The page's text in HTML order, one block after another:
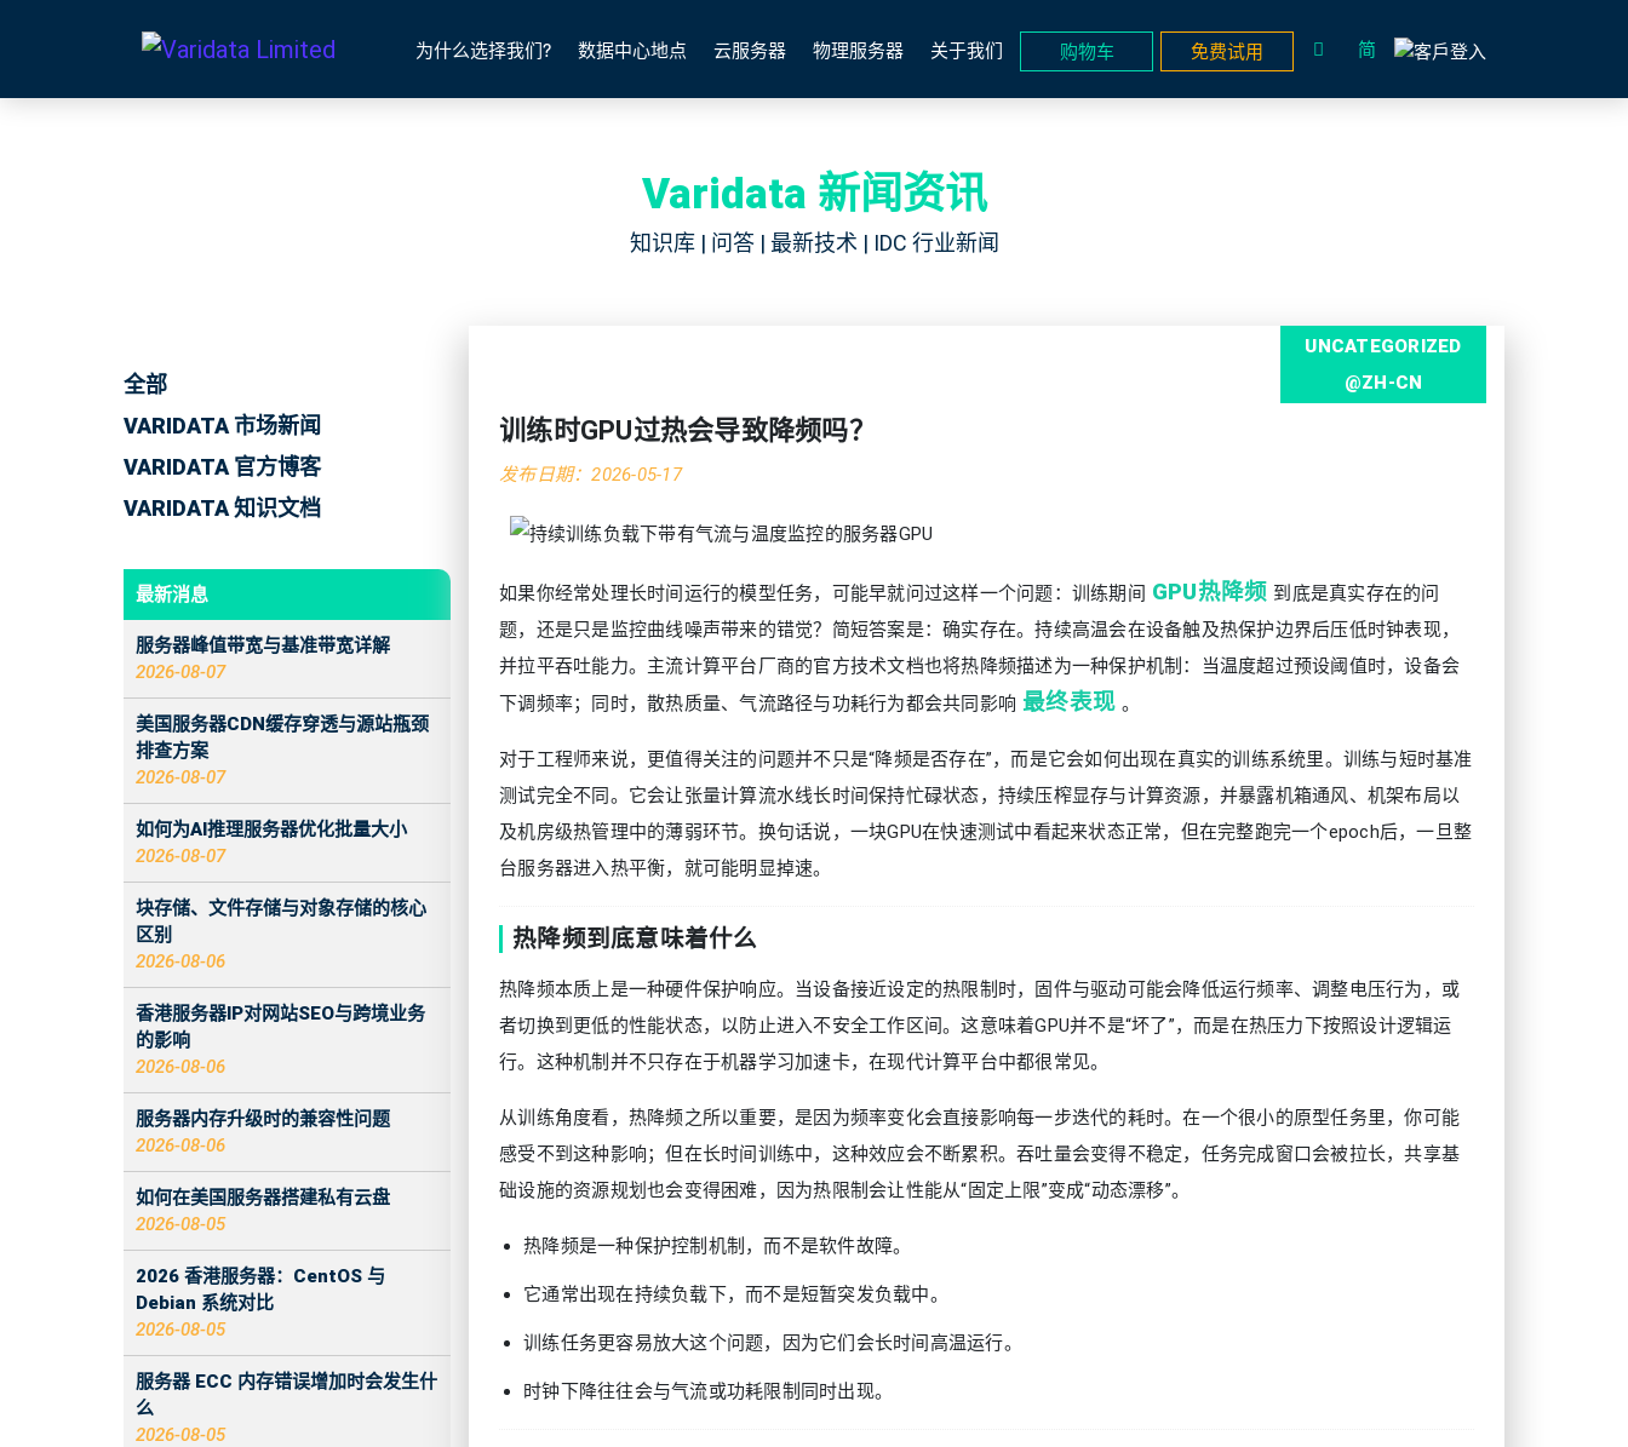
为什么选择我们? 数据中心地点 云服务器 物理服务器 关于我们 购物车 免费试用 简
Varidata 新闻资讯
知识库 | 问答 | 最新技术 | IDC 行业新闻
全部
VARIDATA 市场新闻
VARIDATA 官方博客
VARIDATA 知识文档
最新消息
服务器峰值带宽与基准带宽详解
2026-08-07
美国服务器CDN缓存穿透与源站瓶颈
排查方案
2026-08-07
如何为AI推理服务器优化批量大小
2026-08-07
块存储、文件存储与对象存储的核心
区别
2026-08-06
香港服务器IP对网站SEO与跨境业务
的影响
2026-08-06
服务器内存升级时的兼容性问题
2026-08-06
如何在美国服务器搭建私有云盘
2026-08-05
2026 香港服务器：CentOS 与
Debian 系统对比
2026-08-05
服务器 ECC 内存错误增加时会发生什
么
2026-08-05
UNCATEGORIZED
@ZH-CN
训练时GPU过热会导致降频吗？
发布日期：2026-05-17
如果你经常处理长时间运行的模型任务，可能早就问过这样一个问题：训练期间 GPU热降频 到底是真实存在的问
题，还是只是监控曲线噪声带来的错觉？简短答案是：确实存在。持续高温会在设备触及热保护边界后压低时钟表现，
并拉平吞吐能力。主流计算平台厂商的官方技术文档也将热降频描述为一种保护机制：当温度超过预设阈值时，设备会
下调频率；同时，散热质量、气流路径与功耗行为都会共同影响 最终表现 。
对于工程师来说，更值得关注的问题并不只是“降频是否存在”，而是它会如何出现在真实的训练系统里。训练与短时基准
测试完全不同。它会让张量计算流水线长时间保持忙碌状态，持续压榨显存与计算资源，并暴露机箱通风、机架布局以
及机房级热管理中的薄弱环节。换句话说，一块GPU在快速测试中看起来状态正常，但在完整跑完一个epoch后，一旦整
台服务器进入热平衡，就可能明显掉速。
热降频到底意味着什么
热降频本质上是一种硬件保护响应。当设备接近设定的热限制时，固件与驱动可能会降低运行频率、调整电压行为，或
者切换到更低的性能状态，以防止进入不安全工作区间。这意味着GPU并不是“坏了”，而是在热压力下按照设计逻辑运
行。这种机制并不只存在于机器学习加速卡，在现代计算平台中都很常见。
从训练角度看，热降频之所以重要，是因为频率变化会直接影响每一步迭代的耗时。在一个很小的原型任务里，你可能
感受不到这种影响；但在长时间训练中，这种效应会不断累积。吞吐量会变得不稳定，任务完成窗口会被拉长，共享基
础设施的资源规划也会变得困难，因为热限制会让性能从“固定上限”变成“动态漂移”。
热降频是一种保护控制机制，而不是软件故障。
它通常出现在持续负载下，而不是短暂突发负载中。
训练任务更容易放大这个问题，因为它们会长时间高温运行。
时钟下降往往会与气流或功耗限制同时出现。